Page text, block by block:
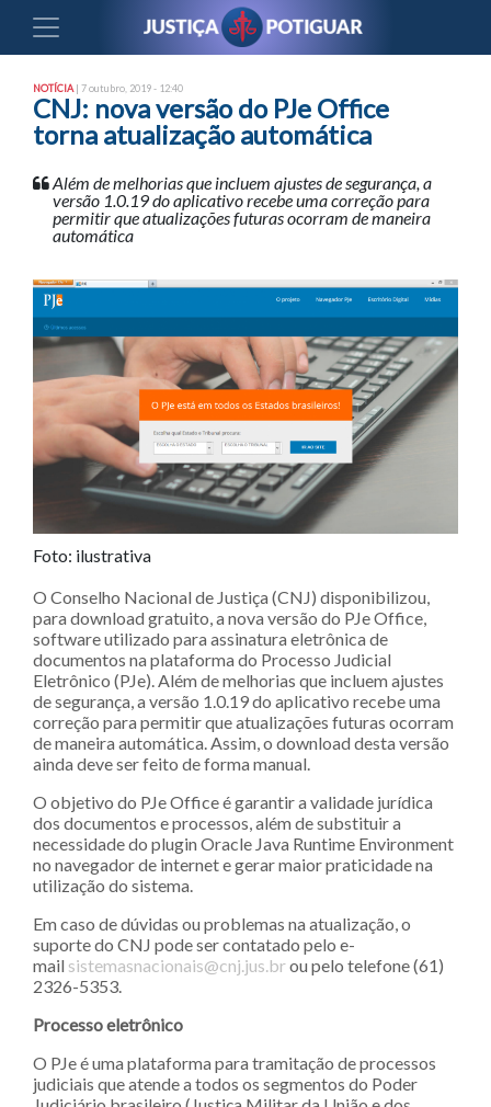
NOTÍCIA | 7 outubro, 2019 - 12:40
CNJ: nova versão do PJe Office
torna atualização automática
Além de melhorias que incluem ajustes de segurança, a
versão 1.0.19 do aplicativo recebe uma correção para
permitir que atualizações futuras ocorram de maneira
automática
Foto: ilustrativa
O Conselho Nacional de Justiça (CNJ) disponibilizou,
para download gratuito, a nova versão do PJe Office,
software utilizado para assinatura eletrônica de
documentos na plataforma do Processo Judicial
Eletrônico (PJe). Além de melhorias que incluem ajustes
de segurança, a versão 1.0.19 do aplicativo recebe uma
correção para permitir que atualizações futuras ocorram
de maneira automática. Assim, o download desta versão
ainda deve ser feito de forma manual.
O objetivo do PJe Office é garantir a validade jurídica
dos documentos e processos, além de substituir a
necessidade do plugin Oracle Java Runtime Environment
no navegador de internet e gerar maior praticidade na
utilização do sistema.
Em caso de dúvidas ou problemas na atualização, o
suporte do CNJ pode ser contatado pelo e-
mail sistemasnacionais@cnj.jus.brou pelo telefone (61)
2326-5353.
Processo eletrônico
O PJe é uma plataforma para tramitação de processos
judiciais que atende a todos os segmentos do Poder